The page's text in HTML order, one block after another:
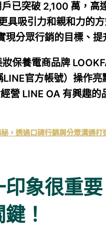
已突破 2,100 萬，高
具吸引力和親和力的
分眾行銷的目標、提
保養電商品牌
官方帳號）操作亮
營 LINE OA 有興趣的
，透過口碑行銷與分眾溝通打
象很重
！